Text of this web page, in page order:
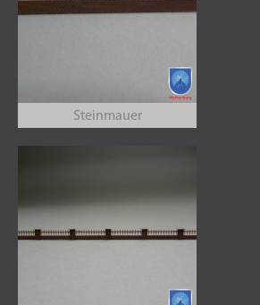
Steinmauer